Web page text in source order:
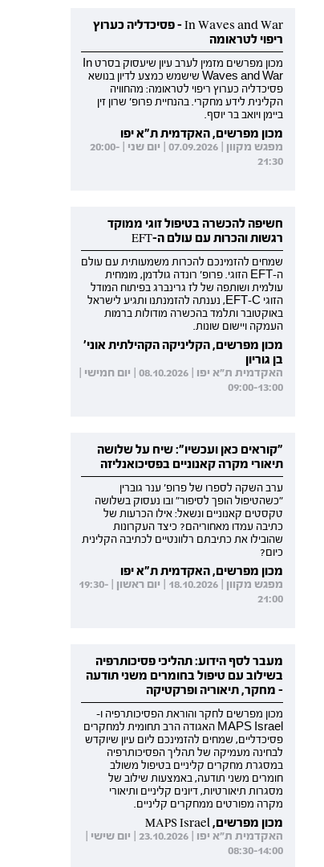
In Waves and War - פסיכדליה כערוץ
ריפוי לטראומה
מכון מפרשים מזמין לערב עיון שיעסוק בסרט In
Waves and War שישמש כמצע לדיון בנושא
פסיכדליה כערוץ ריפוי לטראומה: מהחוויה
הקלינית לידע מחקרי. בהנחיית פרופ' שרון זין
ביימן ויואב בר יוסף.
מכון מפרשים, האקדמית ת"א יפו
מפגש מקוון | 07.09.2026 | יום שני | 20:00-
21:30
חשיפה להכשרה בטיפול זוגי ממוקד
רגשות והכרות עם עולם ה-EFT
שמחים להזמינכם להכרות משמעותית עם עולם
ה-EFT הזוגי. פרופ' רונדה גולדמן, מומחית
עולמית ושותפה של לז גרינברג בפיתוח המודל
הזוגי EFT-C, נענתה להזמנתנו ותגיע לישראל
באוקטובר ותלמד בהכשרה מודולות ברמות
העמקה ויישום שונות.
מכון מפרשים, הקליניקה הקהילתית אוני'
בן גוריון
האקדמית ת"א יפו | 08.10.2026 | יום חמישי |
09:00-13:00
"קוראים כאן ועכשיו": שיח על שלושה
תיאורי מקרה קאנוניים בפסיכואנליזה
ערב השקה לספרו של פרופ' ענר גוברין
"כשהטיפול הופך לסיפור" ובו נעסוק בשלושה
טקסטים קאנוניים ונשאל: אילו הכרעות של
כתיבה עמדו מאחוריהם? כיצד העקרונות
שהובילו את כתיבתם רלוונטיים לכתיבה הקלינית
כיום?
מכון מפרשים, האקדמית ת"א יפו
מפגש מקוון | 18.10.2026 | יום ראשון | 19:30-
21:00
מעבר לסף הידוע: תהליכי פסיכותרפיה
בשילוב עם טיפול בחומרים משני תודעה
- מחקר, תיאוריה ופרקטיקה
מכון מפרשים לחקר והוראת הפסיכותרפיה ו-
MAPS Israel האגודה הרב תחומית למחקרים
פסיכדליים, שמחים להזמינכם ליום עיון שיוקדש
לבחינה מעמיקה של תהליך הפסיכותרפיה
במסגרת מחקרים קליניים בטיפול משולב
חומרים משני תודעה, באמצעות שילוב של
מסגרות תיאורטיות, דיונים קליניים ותיאורי
מקרה מפורטים ממחקרים קליניים.
מכון מפרשים, MAPS Israel
האקדמית ת"א יפו | 23.10.2026 | יום שישי |
08:30-14:00